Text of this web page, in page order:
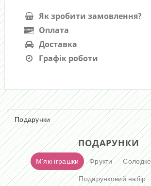
Як зробити замовлення?
Оплата
Доставка
Графік роботи
Подарунки
ПОДАРУНКИ
М'які іграшки Фрукти Солодке
Подарунковий набір